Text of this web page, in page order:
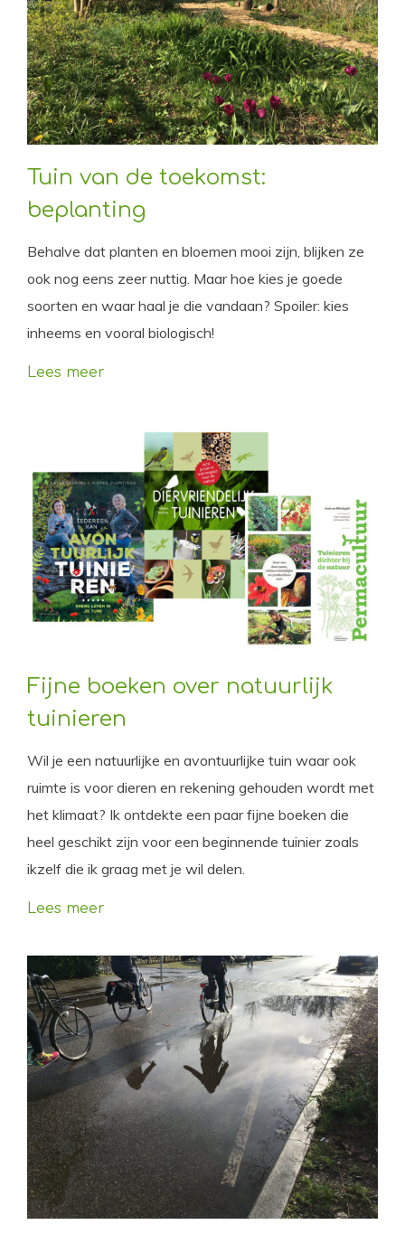
Tuin van de toekomst:
beplanting
Behalve dat planten en bloemen mooi zijn, blijken ze
ook nog eens zeer nuttig. Maar hoe kies je goede
soorten en waar haal je die vandaan? Spoiler: kies
inheems en vooral biologisch!
Lees meer
Fijne boeken over natuurlijk
tuinieren
Wil je een natuurlijke en avontuurlijke tuin waar ook
ruimte is voor dieren en rekening gehouden wordt met
het klimaat? Ik ontdekte een paar fijne boeken die
heel geschikt zijn voor een beginnende tuinier zoals
ikzelf die ik graag met je wil delen.
Lees meer